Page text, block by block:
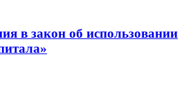
в закон об использовании